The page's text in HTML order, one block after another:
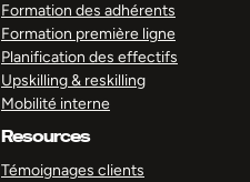
Formation des adhérents
Formation première ligne
Planification des effectifs
Upskilling & reskilling
Mobilité interne
Resources
Témoignages clients